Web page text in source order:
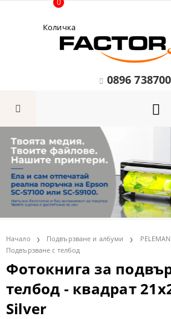
Количка
0
0896 738700
Начало Подвързване и албуми
Подвързване с телбод
Фотокнига за
телбод - квадрат
Silver